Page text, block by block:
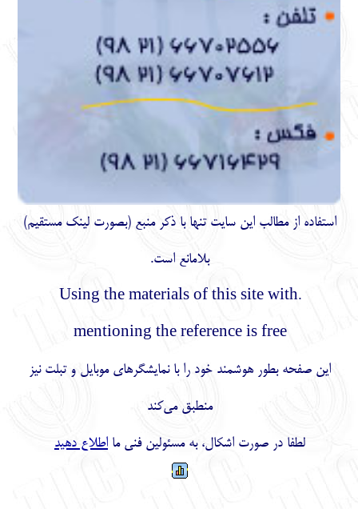
استفاده از مطالب اين سايت تنها با ذكر منبع (بصورت لینک مستقیم)
بلامانع است.
.Using the materials of this site with
mentioning the reference is free
این صفحه بطور هوشمند خود را با نمایشگرهای موبایل و تبلت نیز
منطبق می‌کند
لطفا در صورت اشکال، به مسئولین فنی ما اطلاع دهید